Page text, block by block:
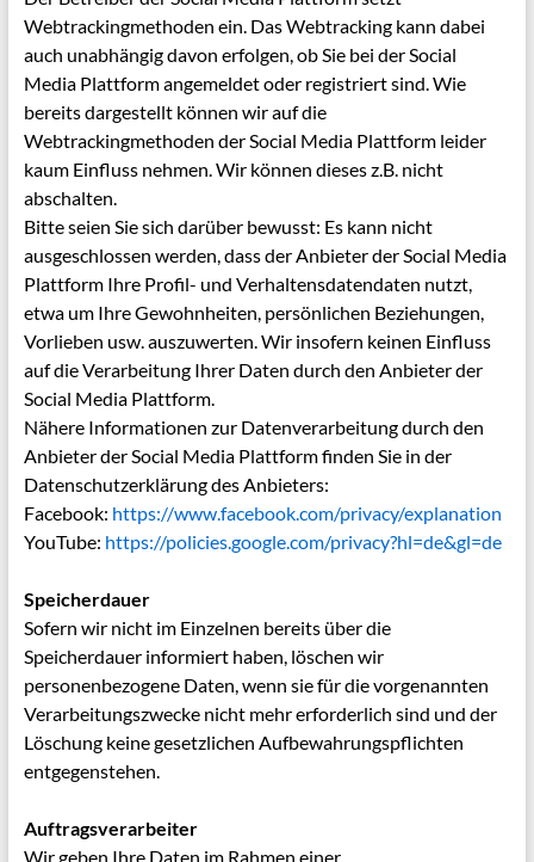
Webtrackingmethoden ein. Das Webtracking kann dabei
auch unabhängig davon erfolgen, ob Sie bei der Social
Media Plattform angemeldet oder registriert sind. Wie
bereits dargestellt können wir auf die
Webtrackingmethoden der Social Media Plattform leider
kaum Einfluss nehmen. Wir können dieses z.B. nicht
abschalten.
Bitte seien Sie sich darüber bewusst: Es kann nicht
ausgeschlossen werden, dass der Anbieter der Social Media
Plattform Ihre Profil- und Verhaltensdatendaten nutzt,
etwa um Ihre Gewohnheiten, persönlichen Beziehungen,
Vorlieben usw. auszuwerten. Wir insofern keinen Einfluss
auf die Verarbeitung Ihrer Daten durch den Anbieter der
Social Media Plattform.
Nähere Informationen zur Datenverarbeitung durch den
Anbieter der Social Media Plattform finden Sie in der
Datenschutzerklärung des Anbieters:
Facebook: https://www.facebook.com/privacy/explanation
YouTube: https://policies.google.com/privacy?hl=de&gl=de
Speicherdauer
Sofern wir nicht im Einzelnen bereits über die
Speicherdauer informiert haben, löschen wir
personenbezogene Daten, wenn sie für die vorgenannten
Verarbeitungszwecke nicht mehr erforderlich sind und der
Löschung keine gesetzlichen Aufbewahrungspflichten
entgegenstehen.
Auftragsverarbeiter
Wir geben Ihre Daten im Rahmen einer